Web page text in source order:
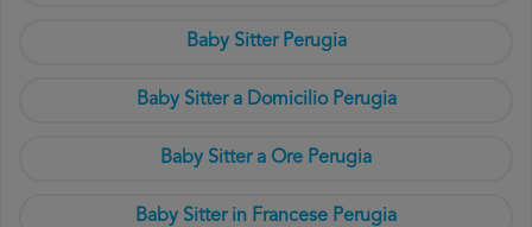
Baby Sitter Perugia
Baby Sitter a Domicilio Perugia
Baby Sitter a Ore Perugia
Baby Sitter in Francese Perugia